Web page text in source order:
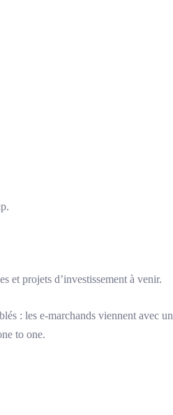
et projets d’investissement à venir.
: les e-marchands viennent avec un
to one.